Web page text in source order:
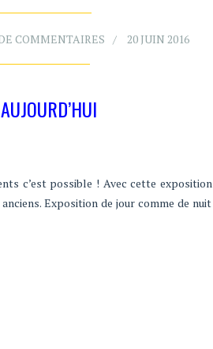
COMMENTAIRES 20 JUIN 2016
c’est possible ! Avec cette
Exposition de jour comme de